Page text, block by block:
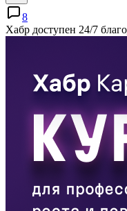
8
Хабр доступен 24/7